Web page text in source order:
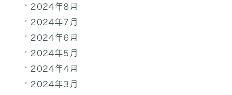
2024年8月
2024年7月
2024年6月
2024年5月
2024年4月
2024年3月